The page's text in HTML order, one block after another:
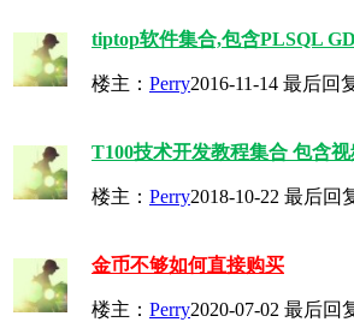
tiptop软件集合,包含PLSQL
楼主： Perry2016-11-14 最后回
T100技术开发教程集合 包含
楼主： Perry2018-10-22 最后回
金币不够如何直接购买
楼主： Perry2020-07-02 最后回